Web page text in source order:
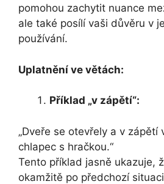
pomohou zachytit nuance
ale také posílí vaši důvěru v
používání.
Uplatnění ve větách:
Příklad „v zápětí“:
„Dveře se otevřely a v zápětí
chlapec s hračkou.“
Tento příklad jasně ukazuje,
okamžitě po předchozí